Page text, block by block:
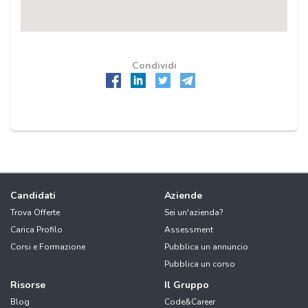
Condividi
Candidati
Trova Offerte
Carica Profilo
Corsi e Formazione
Aziende
Sei un'azienda?
Assessment
Pubblica un annuncio
Pubblica un corso
Risorse
Blog
Il Gruppo
Code&Career